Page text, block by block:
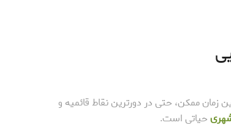
ممکن، حتی در دورترین نقاط قائمیه و
حیاتی است.